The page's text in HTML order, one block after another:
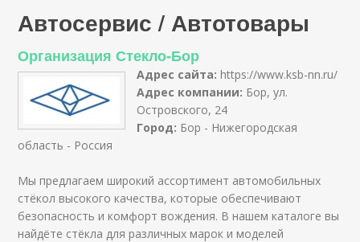
Автосервис / Автотовары
Организация Стекло-Бор
Адрес сайта: https://www.ksb-nn.ru/
Адрес компании: Бор, ул.
Островского, 24
Город: Бор - Нижегородская
область - Россия
Мы предлагаем широкий ассортимент автомобильных
стёкол высокого качества, которые обеспечивают
безопасность и комфорт вождения. В нашем каталоге вы
найдёте стёкла для различных марок и моделей